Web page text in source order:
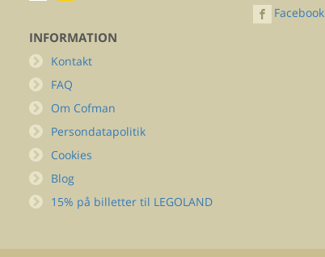
INFORMATION
Kontakt
FAQ
Om Cofman
Persondatapolitik
Cookies
Blog
15% på billetter til LEGOLAND
Facebook